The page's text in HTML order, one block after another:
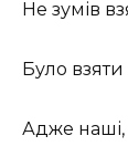
Не зумів
Було взяти
Адже наші,